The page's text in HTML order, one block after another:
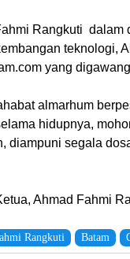
Rangkuti dalam
teknologi,
yang
almarhum
hidupnya,
diampuni segala
Ahmad Fahmi
Rangkuti Batam